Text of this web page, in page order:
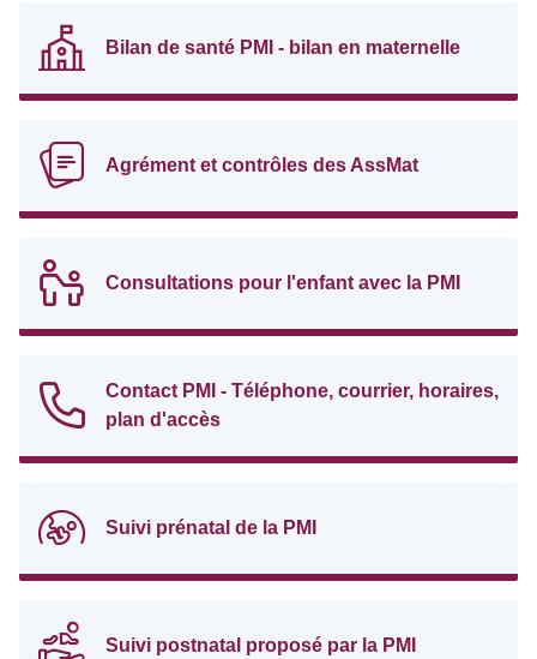
Bilan de santé PMI - bilan en maternelle
Agrément et contrôles des AssMat
Consultations pour l'enfant avec la PMI
Contact PMI - Téléphone, courrier, horaires,
plan d'accès
Suivi prénatal de la PMI
Suivi postnatal proposé par la PMI